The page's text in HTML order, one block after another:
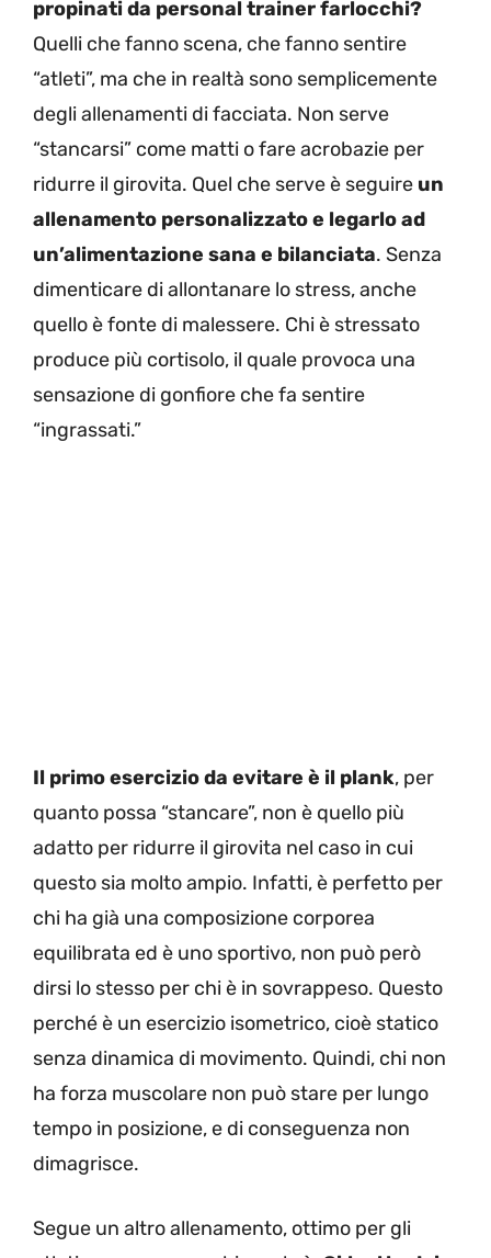
propinati da personal trainer farlocchi?
Quelli che fanno scena, che fanno sentire
“atleti”, ma che in realtà sono semplicemente
degli allenamenti di facciata. Non serve
“stancarsi” come matti o fare acrobazie per
ridurre il girovita. Quel che serve è seguire un
allenamento personalizzato e legarlo ad
un’alimentazione sana e bilanciata. Senza
dimenticare di allontanare lo stress, anche
quello è fonte di malessere. Chi è stressato
produce più cortisolo, il quale provoca una
sensazione di gonfiore che fa sentire
“ingrassati.”
Il primo esercizio da evitare è il plank, per
quanto possa “stancare”, non è quello più
adatto per ridurre il girovita nel caso in cui
questo sia molto ampio. Infatti, è perfetto per
chi ha già una composizione corporea
equilibrata ed è uno sportivo, non può però
dirsi lo stesso per chi è in sovrappeso. Questo
perché è un esercizio isometrico, cioè statico
senza dinamica di movimento. Quindi, chi non
ha forza muscolare non può stare per lungo
tempo in posizione, e di conseguenza non
dimagrisce.
Segue un altro allenamento, ottimo per gli